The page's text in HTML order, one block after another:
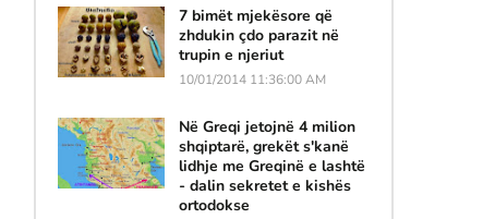
7 bimët mjekësore që
zhdukin çdo parazit në
trupin e njeriut
10/01/2014 11:36:00 AM
Në Greqi jetojnë 4 milion
shqiptarë, grekët s'kanë
lidhje me Greqinë e lashtë
- dalin sekretet e kishës
ortodokse